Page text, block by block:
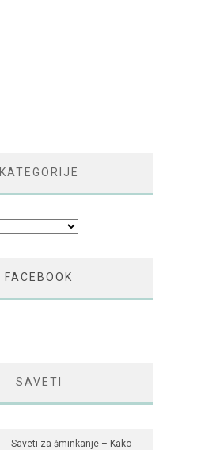
KATEGORIJE
FACEBOOK
SAVETI
Saveti za šminkanje – Kako